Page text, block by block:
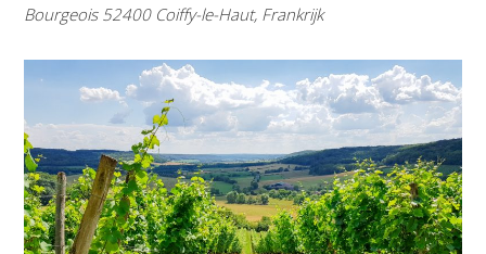
Bourgeois 52400 Coiffy-le-Haut, Frankrijk